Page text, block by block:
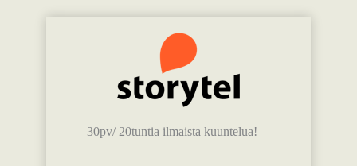
30pv/ 20tuntia ilmaista kuuntelua!